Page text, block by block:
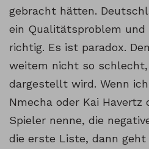
gebracht hätten.
ein Qualitätsproblem und
richtig. Es ist paradox.
weitem nicht so
dargestellt wird. Wenn
Nmecha oder Kai
Spieler nenne, die
die erste Liste, dann